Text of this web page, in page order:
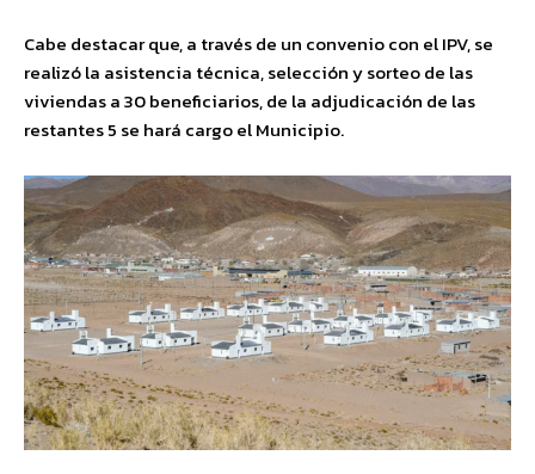
Cabe destacar que, a través de un convenio con el IPV, se
realizó la asistencia técnica, selección y sorteo de las
viviendas a 30 beneficiarios, de la adjudicación de las
restantes 5 se hará cargo el Municipio.